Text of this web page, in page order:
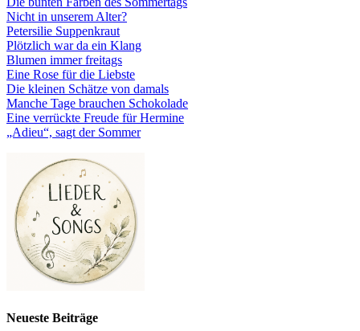
Nicht in unserem Alter?
Petersilie Suppenkraut
Plötzlich war da ein Klang
Blumen immer freitags
Eine Rose für die Liebste
Die kleinen Schätze von damals
Manche Tage brauchen Schokolade
Eine verrückte Freude für Hermine
„Adieu“, sagt der Sommer
Neueste Beiträge